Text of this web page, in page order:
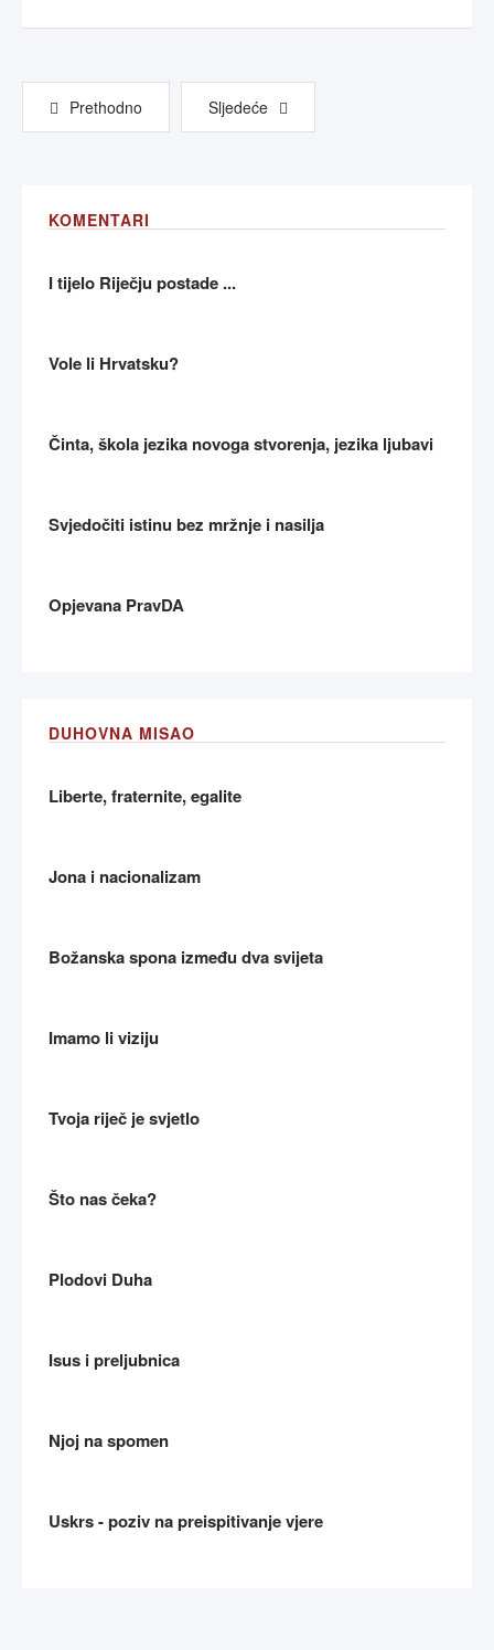
Prethodno Sljedeće
KOMENTARI
I tijelo Riječju postade ...
Vole li Hrvatsku?
Činta, škola jezika novoga stvorenja, jezika ljubavi
Svjedočiti istinu bez mržnje i nasilja
Opjevana PravDA
DUHOVNA MISAO
Liberte, fraternite, egalite
Jona i nacionalizam
Božanska spona između dva svijeta
Imamo li viziju
Tvoja riječ je svjetlo
Što nas čeka?
Plodovi Duha
Isus i preljubnica
Njoj na spomen
Uskrs - poziv na preispitivanje vjere